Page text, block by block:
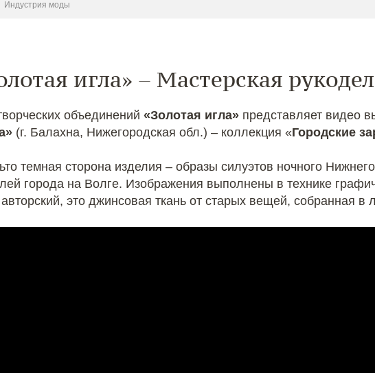
Индустрия моды
игла» – Мастерская
объединений «Золотая игла» представляет видео
(г. Балахна, Нижегородская обл.) – коллекция «Городские
темная сторона изделия – образы силуэтов ночного
города на Волге. Изображения выполнены в технике
это джинсовая ткань от старых вещей, собранная в